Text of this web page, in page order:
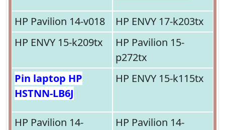
HP Pavilion 14-v018
HP ENVY 17-k203tx
HP ENVY 15-k209tx
HP Pavilion 15-
p272tx
Pin laptop HP
HSTNN-LB6J
HP ENVY 15-k115tx
HP Pavilion 14-
HP Pavilion 14-